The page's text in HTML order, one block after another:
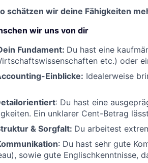
schätzen wir deine Fähigkeiten
wir uns von dir
Fundament: Du hast eine
etc.) oder
Einblicke: Idealerweise
: Du hast eine
Ein unklarer Cent-Betrag
& Sorgfalt: Du arbeitest
: Du hast sehr gute
sowie gute Englischkenntnisse,